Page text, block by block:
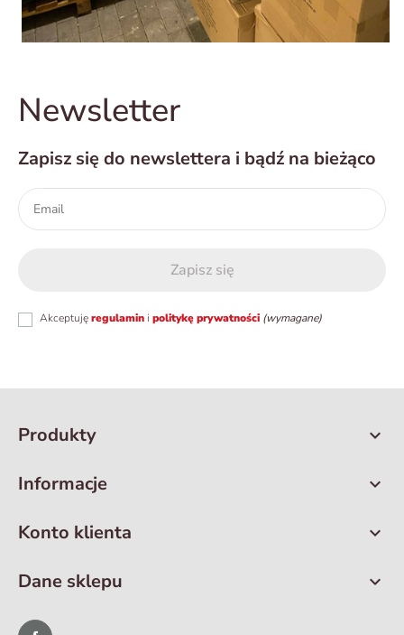
Newsletter
Zapisz się do newslettera i bądź na bieżąco
Akceptujęregulamin i politykę prywatności (wymagane)
Produkty 
Informacje 
Konto klienta 
Dane sklepu 